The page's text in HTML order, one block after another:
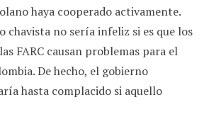
haya cooperado activamente.
chavista no sería infeliz si es que los
FARC causan problemas para el
De hecho, el gobierno
hasta complacido si aquello